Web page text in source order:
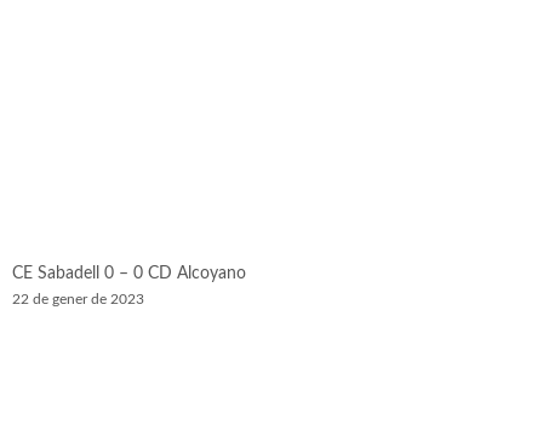
CE Sabadell 0 – 0 CD Alcoyano
22 de gener de 2023